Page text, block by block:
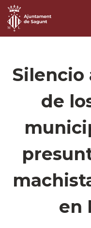
Silencio
de
en